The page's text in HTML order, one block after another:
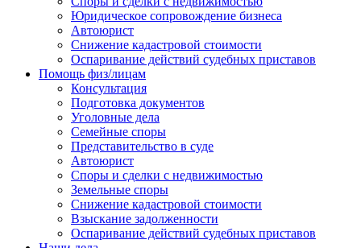
Юридическое сопровождение бизнеса
Автоюрист
Снижение кадастровой стоимости
Оспаривание действий судебных приставов
Помощь физ/лицам
Консультация
Подготовка документов
Уголовные дела
Семейные споры
Представительство в суде
Автоюрист
Споры и сделки с недвижимостью
Земельные споры
Снижение кадастровой стоимости
Взыскание задолженности
Оспаривание действий судебных приставов